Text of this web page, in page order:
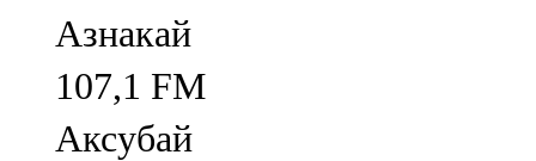
Азнакай
107,1 FM
Аксубай